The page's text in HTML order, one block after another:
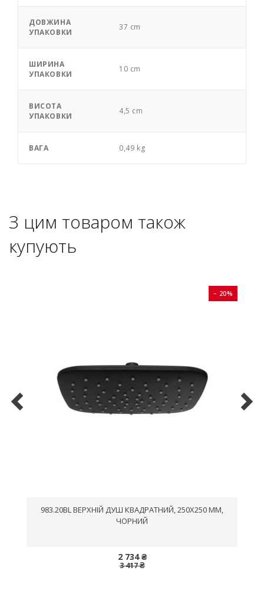
ДОВЖИНА
УПАКОВКИ
37 cm
ШИРИНА
УПАКОВКИ
10 cm
ВИСОТА
УПАКОВКИ
4,5 cm
ВАГА 0,49 kg
З цим товаром також
купують
− 20%
983.20BL ВЕРХНІЙ ДУШ КВАДРАТНИЙ, 250X250 ММ,
ЧОРНИЙ
2 734 ₴
3 417 ₴